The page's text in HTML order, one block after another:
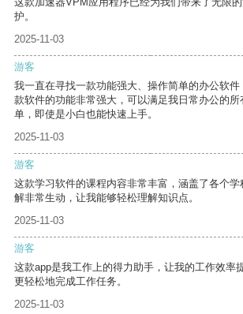
护。
2025-11-03
游客
我一直在寻找一款功能强大、操作简单的办公软
款软件的功能非常强大，可以满足我日常办公的
单，即使是小白也能快速上手。
2025-11-03
游客
这款学习软件的课程内容非常丰富，涵盖了各个
解非常生动，让我能够轻松理解知识点。
2025-11-03
游客
这款app是我工作上的得力助手，让我的工作效率
更轻松地完成工作任务。
2025-11-03